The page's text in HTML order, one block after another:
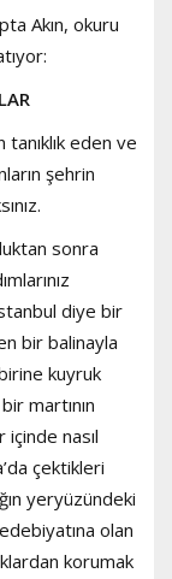
Akın, okuru
eden ve
şehrin
sonra
diye bir
bir balinayla
kuyruk
martının
içinde nasıl
çektikleri
yeryüzündeki
olan
korumak